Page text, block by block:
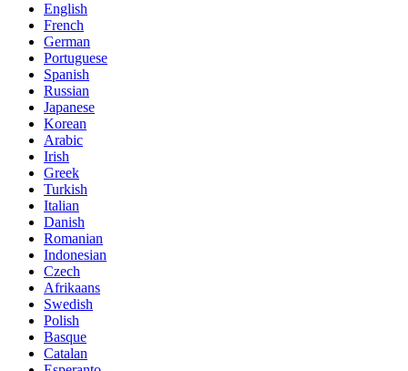
English
French
German
Portuguese
Spanish
Russian
Japanese
Korean
Arabic
Irish
Greek
Turkish
Italian
Danish
Romanian
Indonesian
Czech
Afrikaans
Swedish
Polish
Basque
Catalan